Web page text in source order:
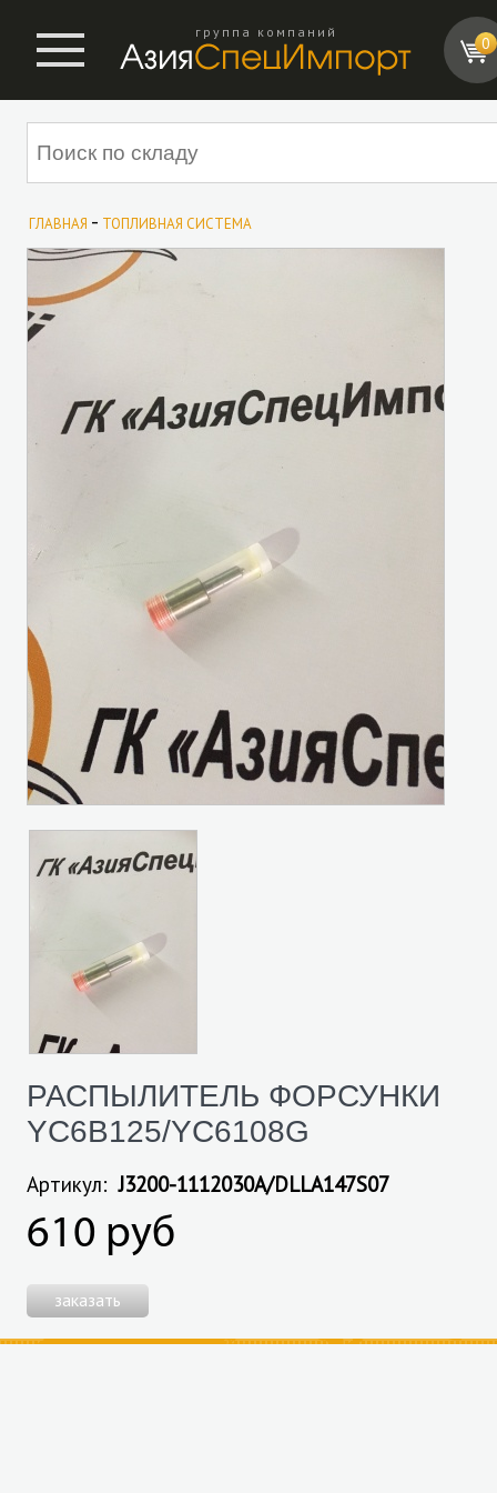
0
группа компаний
ГЛАВНАЯ - ТОПЛИВНАЯ СИСТЕМА
РАСПЫЛИТЕЛЬ ФОРСУНКИ
YC6B125/YC6108G
Артикул: J3200-1112030A/DLLA147S07
610 руб
заказать